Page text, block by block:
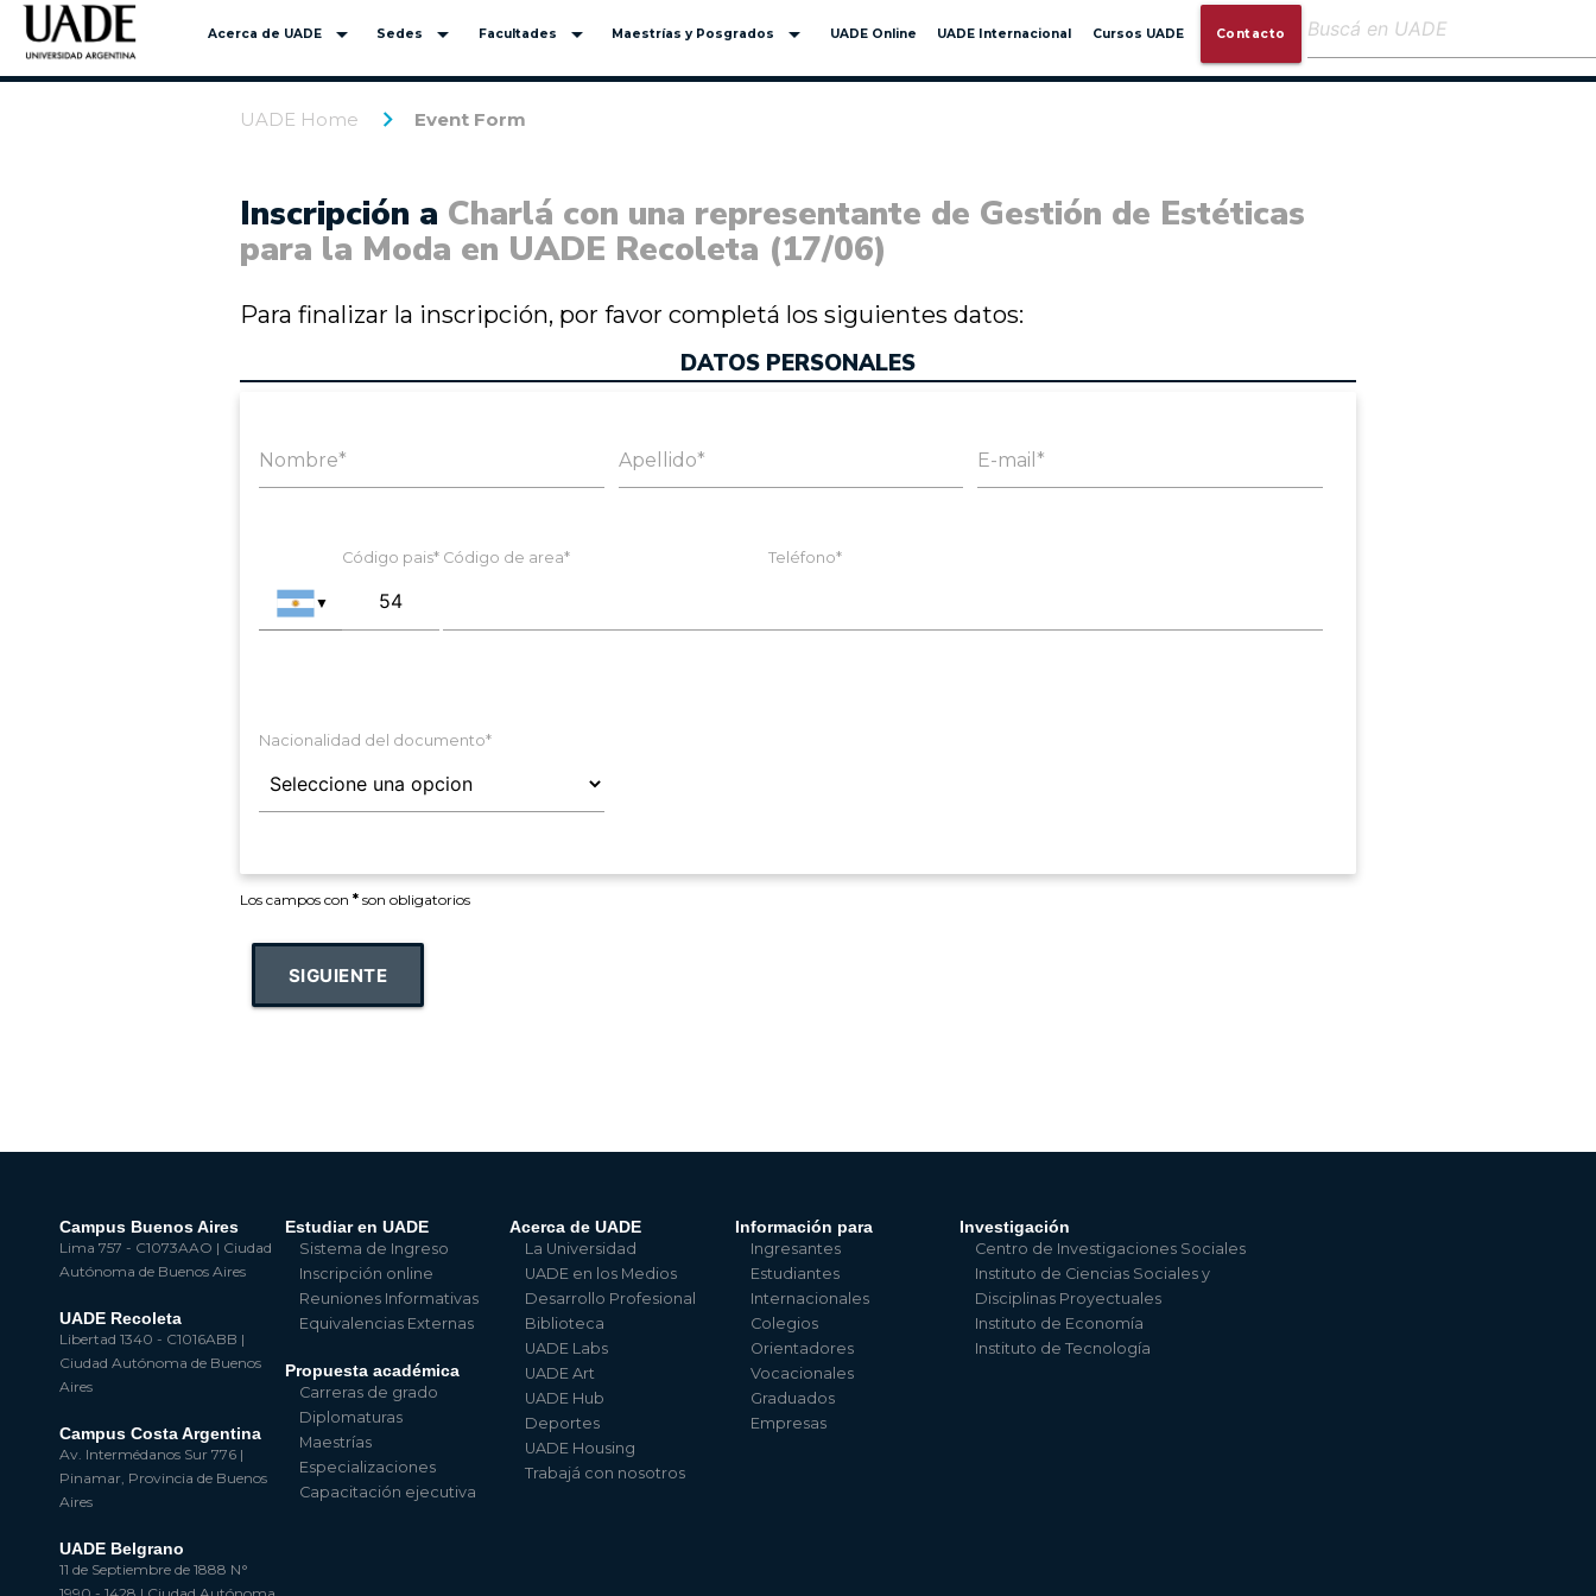
Acerca de UADE arrow_drop_down Sedes arrow_drop_down Facultades arrow_drop_down Maestrías y Posgrados arrow_drop_down UADE Online UADE Internacional Cursos UADE Contacto
UADE Home Event Form
Inscripción a Charlá con una representante de Gestión de Estéticas
para la Moda en UADE Recoleta (17/06)
Para finalizar la inscripción, por favor completá los siguientes datos:
DATOS PERSONALES
Nombre* Apellido* E-mail*
▼
Código pais* Código de area* Teléfono*
Nacionalidad del documento*
Los campos con *son obligatorios
SIGUIENTE
Campus Buenos Aires
Lima 757 - C1073AAO | Ciudad
Autónoma de Buenos Aires
UADE Recoleta
Libertad 1340 - C1016ABB |
Ciudad Autónoma de Buenos
Aires
Campus Costa Argentina
Av. Intermédanos Sur 776 |
Pinamar, Provincia de Buenos
Aires
UADE Belgrano
11 de Septiembre de 1888 N°
Estudiar en UADE
Sistema de Ingreso
Inscripción online
Reuniones Informativas
Equivalencias Externas
Propuesta académica
Carreras de grado
Diplomaturas
Maestrías
Especializaciones
Capacitación ejecutiva
Acerca de UADE
La Universidad
UADE en los Medios
Desarrollo Profesional
Biblioteca
UADE Labs
UADE Art
UADE Hub
Deportes
UADE Housing
Trabajá con nosotros
Información para
Ingresantes
Estudiantes
Internacionales
Colegios
Orientadores
Vocacionales
Graduados
Empresas
Investigación
Centro de Investigaciones Sociales
Instituto de Ciencias Sociales y
Disciplinas Proyectuales
Instituto de Economía
Instituto de Tecnología